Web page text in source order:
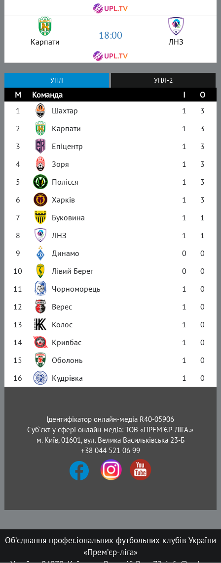
Карпати 18:00 ЛНЗ
УПЛ УПЛ-2
М Команда І
О
1
Шахтар 1
3
2
Карпати 1
3
3
Епіцентр 1
3
4
Зоря 1
3
5
Полісся 1
3
6
Харків 1
3
7
Буковина 1
1
8
ЛНЗ 1
1
9
Динамо 0
0
10
Лівий Берег 0
0
11
Чорноморець 1
0
12
Верес 1
0
13
Колос 1
0
14
Кривбас 1
0
15
Оболонь 1
0
16
Кудрівка 1 0
Ідентифікатор онлайн-медіа R40-05906
Суб'єкт у сфері онлайн-медіа: ТОВ «ПРЕМ’ЄР-ЛІГА.»
м. Київ, 01601, вул. Велика Васильківська 23-Б
+38 044 521 06 99
Об’єднання професіональних футбольних клубів України
«Прем’єр-ліга»